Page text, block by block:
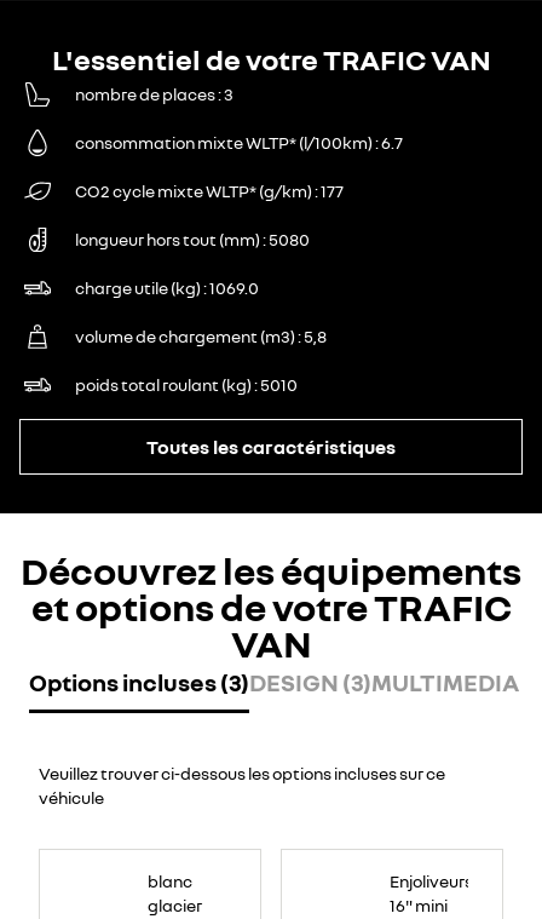
L'essentiel de votre TRAFIC VAN
nombre de places 3
consommation mixte WLTP* (l/100km) 6.7
CO2 cycle mixte WLTP* (g/km) 177
longueur hors tout (mm) 5080
charge utile (kg) 1069.0
volume de chargement (m3) 5,8
poids total roulant (kg) 5010
Toutes les caractéristiques
Découvrez les équipements
et options de votre TRAFIC
VAN
Options incluses (3)DESIGN (3)MULTIMEDIA
Veuillez trouver ci-dessous les options incluses sur ce
véhicule
blanc
glacier
Enjoliveurs
16" mini